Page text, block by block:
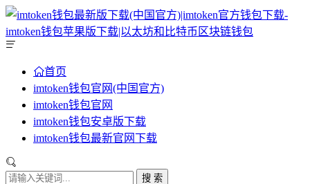
首页
imtoken钱包官网(中国官方)
imtoken钱包官网
imtoken钱包安卓版下载
imtoken钱包最新官网下载
搜 索